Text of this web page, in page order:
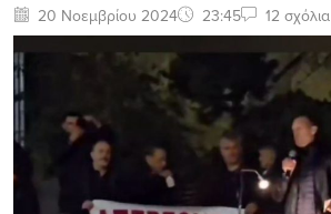
20 Νοεμβρίου 2024 23:45 12 σχόλια